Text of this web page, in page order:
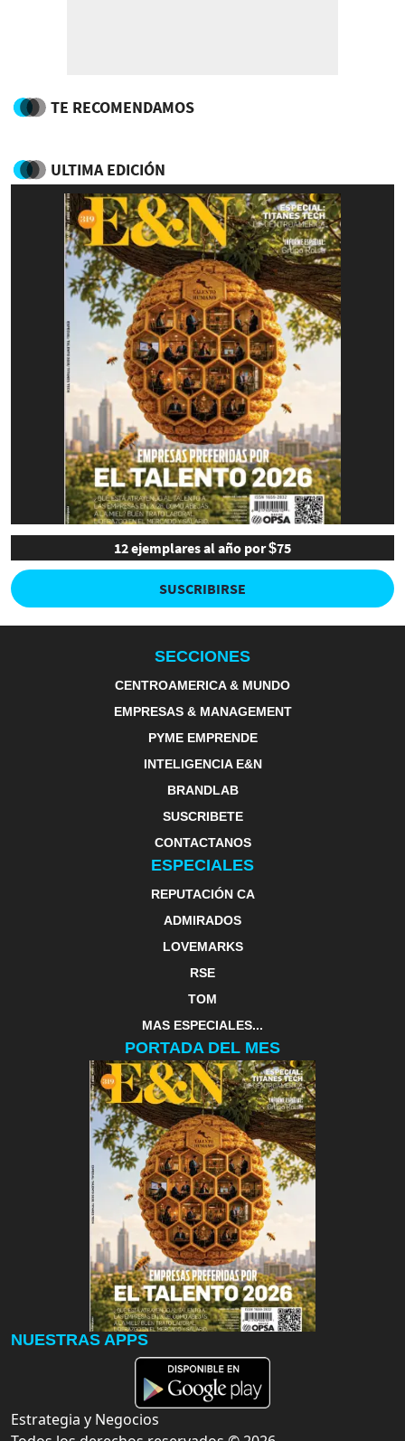
TE RECOMENDAMOS
ULTIMA EDICIÓN
12 ejemplares al año por $75
SUSCRIBIRSE
SECCIONES
CENTROAMERICA & MUNDO
EMPRESAS & MANAGEMENT
PYME EMPRENDE
INTELIGENCIA E&N
BRANDLAB
SUSCRIBETE
CONTACTANOS
ESPECIALES
REPUTACIÓN CA
ADMIRADOS
LOVEMARKS
RSE
TOM
MAS ESPECIALES...
PORTADA DEL MES
NUESTRAS APPS
Estrategia y Negocios